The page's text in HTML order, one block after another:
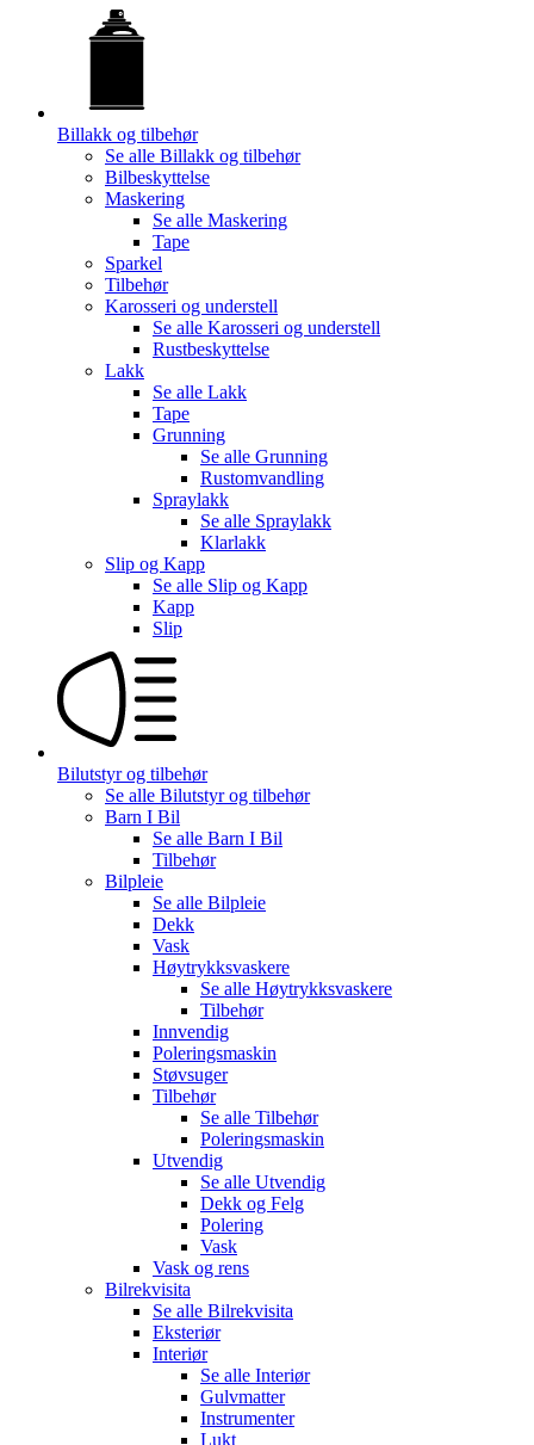
Billakk og tilbehør
Se alle Billakk og tilbehør
Bilbeskyttelse
Maskering
Se alle Maskering
Tape
Sparkel
Tilbehør
Karosseri og understell
Se alle Karosseri og understell
Rustbeskyttelse
Lakk
Se alle Lakk
Tape
Grunning
Se alle Grunning
Rustomvandling
Spraylakk
Se alle Spraylakk
Klarlakk
Slip og Kapp
Se alle Slip og Kapp
Kapp
Slip
Bilutstyr og tilbehør
Se alle Bilutstyr og tilbehør
Barn I Bil
Se alle Barn I Bil
Tilbehør
Bilpleie
Se alle Bilpleie
Dekk
Vask
Høytrykksvaskere
Se alle Høytrykksvaskere
Tilbehør
Innvendig
Poleringsmaskin
Støvsuger
Tilbehør
Se alle Tilbehør
Poleringsmaskin
Utvendig
Se alle Utvendig
Dekk og Felg
Polering
Vask
Vask og rens
Bilrekvisita
Se alle Bilrekvisita
Eksteriør
Interiør
Se alle Interiør
Gulvmatter
Instrumenter
Lukt